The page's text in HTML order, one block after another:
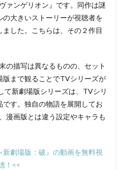
ァンゲリオン』です。同作は謎
大きいストーリーが視聴者を
した。こちらは、その２作目
の描写は異なるものの、セット
版まで観ることでTVシリーズが
て新劇場版シリーズは、TVシリ
す。独自の物語を展開してお
漫画版とは違う設定やキャラも
劇場版：破』の動画を無料視
！<<